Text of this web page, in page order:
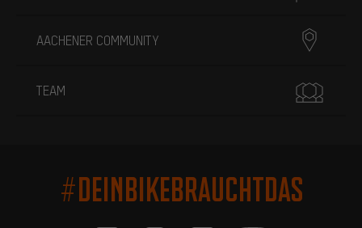
AACHENER COMMUNITY
TEAM
#DEINBIKEBRAUCHTDAS